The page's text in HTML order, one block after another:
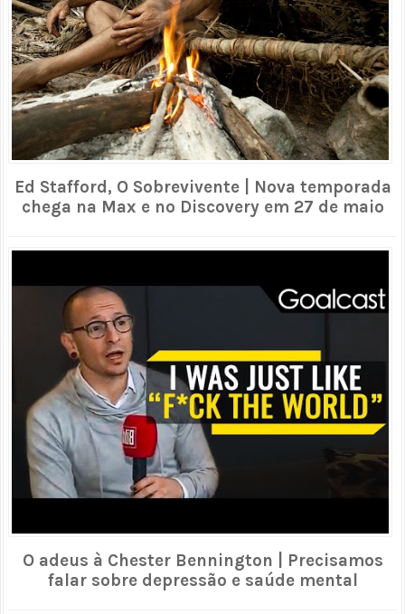
Ed Stafford, O Sobrevivente | Nova temporada
chega na Max e no Discovery em 27 de maio
O adeus à Chester Bennington | Precisamos
falar sobre depressão e saúde mental